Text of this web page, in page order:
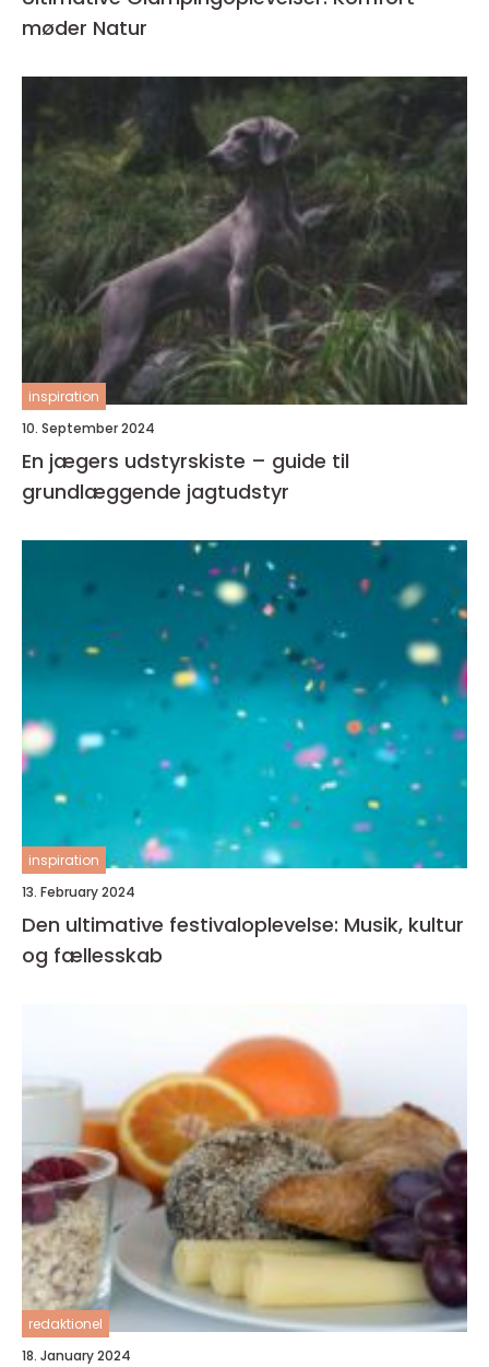
møder Natur
inspiration
10. September 2024
En jægers udstyrskiste – guide til
grundlæggende jagtudstyr
inspiration
13. February 2024
Den ultimative festivaloplevelse: Musik, kultur
og fællesskab
redaktionel
18. January 2024